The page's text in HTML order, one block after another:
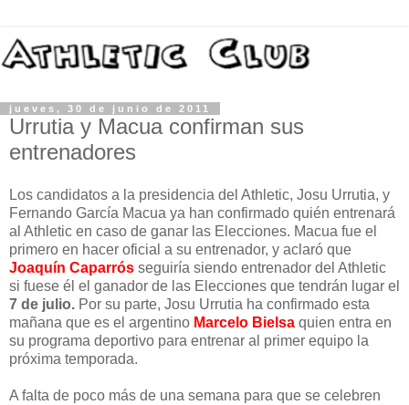
jueves, 30 de junio de 2011
Urrutia y Macua confirman sus
entrenadores
Los candidatos a la presidencia del Athletic, Josu Urrutia, y
Fernando García Macua ya han confirmado quién entrenará
al Athletic en caso de ganar las Elecciones. Macua fue el
primero en hacer oficial a su entrenador, y aclaró que
Joaquín Caparrós seguiría siendo entrenador del Athletic
si fuese él el ganador de las Elecciones que tendrán lugar el
7 de julio. Por su parte, Josu Urrutia ha confirmado esta
mañana que es el argentino Marcelo Bielsa quien entra en
su programa deportivo para entrenar al primer equipo la
próxima temporada.
A falta de poco más de una semana para que se celebren